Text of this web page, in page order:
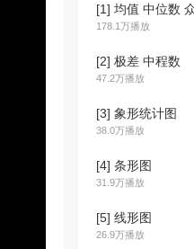
[1] 均值 中位数
178.1万播放
[2] 极差 中程数
47.2万播放
[3] 象形统计图
38.0万播放
[4] 条形图
31.9万播放
[5] 线形图
26.9万播放